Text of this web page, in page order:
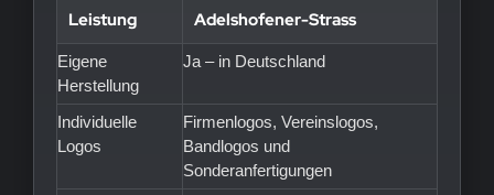
Leistung Adelshofener-Strass
Eigene
Herstellung
Ja – in Deutschland
Individuelle
Logos
Firmenlogos, Vereinslogos,
Bandlogos und
Sonderanfertigungen